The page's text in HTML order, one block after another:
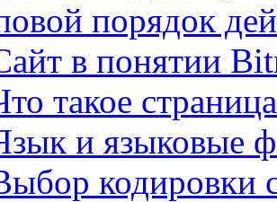
порядок
в понятии
такое страница
и языковые
кодировки